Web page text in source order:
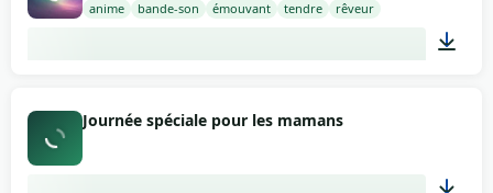
anime bande-son émouvant tendre rêveur
Journée spéciale pour les mamans